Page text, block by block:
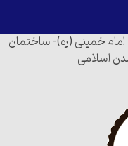
خمینی (ره)- ساختمان
اسلامی